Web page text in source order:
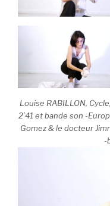
Louise RABILLON,
2’41 et bande son -
Gomez & le docteur
-